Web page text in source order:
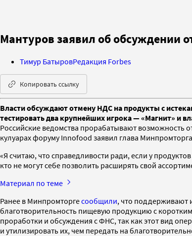
Мантуров заявил об обсуждении
Тимур БатыровРедакция Forbes
Копировать ссылку
Власти обсуждают отмену НДС на продукты с
тестировать два крупнейших игрока — «Магнит» и
Российские ведомства прорабатывают возможность
кулуарах форуму Innofood заявил глава
«Я считаю, что справедливости ради, если у
кто не могут себе позволить расширять свой
Материал по теме
Ранее в Минпромторгесообщили, что поддерживают
благотворительность пищевую продукцию с
проработки и обсуждения с ФНС, так как этот вид
и утилизировать их, чем передать на